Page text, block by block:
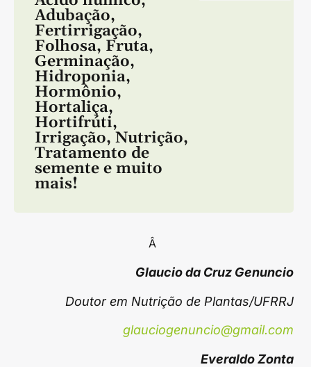
Adubação,
Fertirrigação,
Folhosa, Fruta,
Germinação,
Hidroponia,
Hormônio,
Hortaliça,
Hortifrúti,
Irrigação, Nutrição,
Tratamento de
semente e muito
mais!
Â
Glaucio da Cruz Genuncio
Doutor em Nutrição de Plantas/UFRRJ
glauciogenuncio@gmail.com
Everaldo Zonta